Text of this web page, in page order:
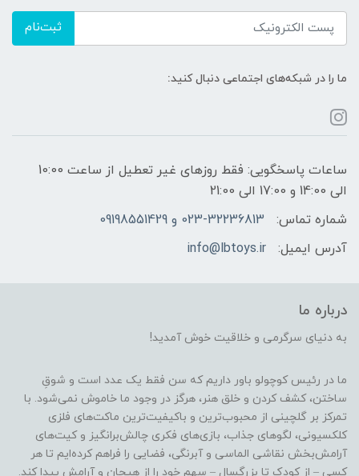
ثبت‌نام
ما را در شبکه‌های اجتماعی دنبال کنید:
ساعات پاسخگویی: فقط روزهای غیر تعطیل از ساعت 10:00
الی 14:00 و 17:00 الی 21:00
شماره تماس:
023-32236813 و 09198551429
آدرس ایمیل:
info@lbtoys.ir
درباره ما
به دنیای سرگرمی و خلاقیت خوش آمدید!
ما در رئیس کوچولو باور داریم که سن فقط یک عدد است و شوقِ
ساختن، کشف کردن و خلق هنر، هرگز در وجود ما خاموش نمی‌شود. با
تمرکز بر گلچینی از محبوب‌ترین و باکیفیت‌ترین ماکت‌های فلزی
کلکسیونی، لگوهای جذاب، بازی‌های فکری چالش‌برانگیز و کیت‌های
آرامش‌بخش نقاشی الماسی و آبرنگی، فضایی را فراهم کرده‌ایم تا هر
کسی – از کودک تا بزرگسال – سهم خود را از هیجان و آرامش پیدا کند.